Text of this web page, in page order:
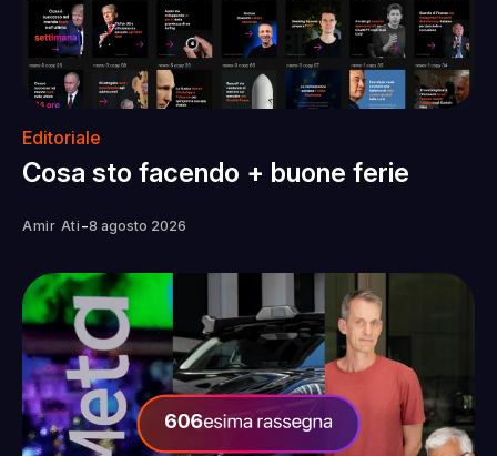
Editoriale
Cosa sto facendo + buone ferie
Amir Ati -8 agosto 2026